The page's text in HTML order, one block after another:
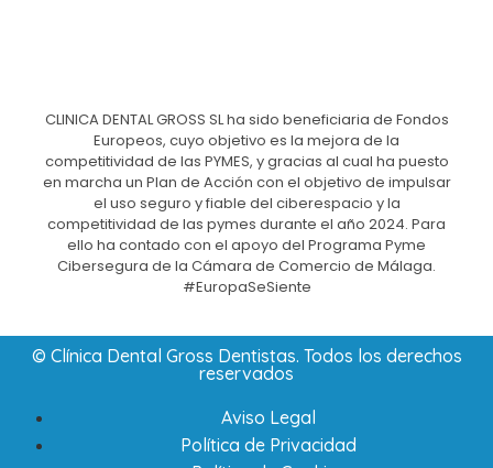
CLINICA DENTAL GROSS SL ha sido beneficiaria de Fondos
Europeos, cuyo objetivo es la mejora de la
competitividad de las PYMES, y gracias al cual ha puesto
en marcha un Plan de Acción con el objetivo de impulsar
el uso seguro y fiable del ciberespacio y la
competitividad de las pymes durante el año 2024. Para
ello ha contado con el apoyo del Programa Pyme
Cibersegura de la Cámara de Comercio de Málaga.
#EuropaSeSiente
© Clínica Dental Gross Dentistas. Todos los derechos
reservados
Aviso Legal
Política de Privacidad